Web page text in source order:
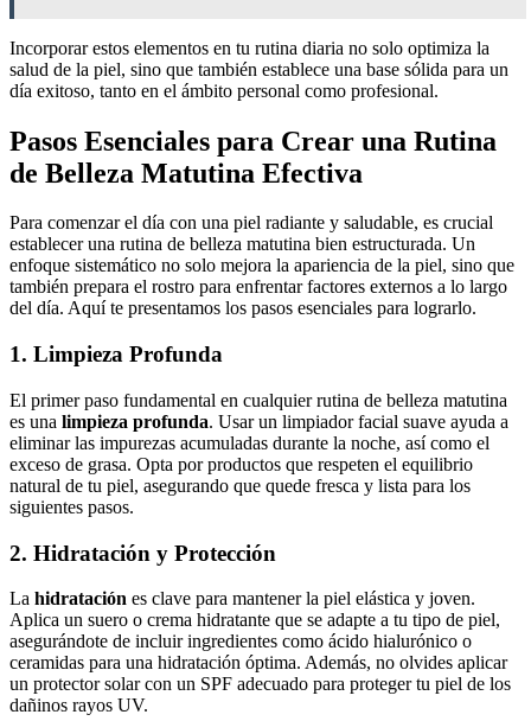
Incorporar estos elementos en tu rutina diaria no solo optimiza la
salud de la piel, sino que también establece una base sólida para un
día exitoso, tanto en el ámbito personal como profesional.
Pasos Esenciales para Crear una Rutina
de Belleza Matutina Efectiva
Para comenzar el día con una piel radiante y saludable, es crucial
establecer una rutina de belleza matutina bien estructurada. Un
enfoque sistemático no solo mejora la apariencia de la piel, sino que
también prepara el rostro para enfrentar factores externos a lo largo
del día. Aquí te presentamos los pasos esenciales para lograrlo.
1. Limpieza Profunda
El primer paso fundamental en cualquier rutina de belleza matutina
es una limpieza profunda. Usar un limpiador facial suave ayuda a
eliminar las impurezas acumuladas durante la noche, así como el
exceso de grasa. Opta por productos que respeten el equilibrio
natural de tu piel, asegurando que quede fresca y lista para los
siguientes pasos.
2. Hidratación y Protección
La hidratación es clave para mantener la piel elástica y joven.
Aplica un suero o crema hidratante que se adapte a tu tipo de piel,
asegurándote de incluir ingredientes como ácido hialurónico o
ceramidas para una hidratación óptima. Además, no olvides aplicar
un protector solar con un SPF adecuado para proteger tu piel de los
dañinos rayos UV.